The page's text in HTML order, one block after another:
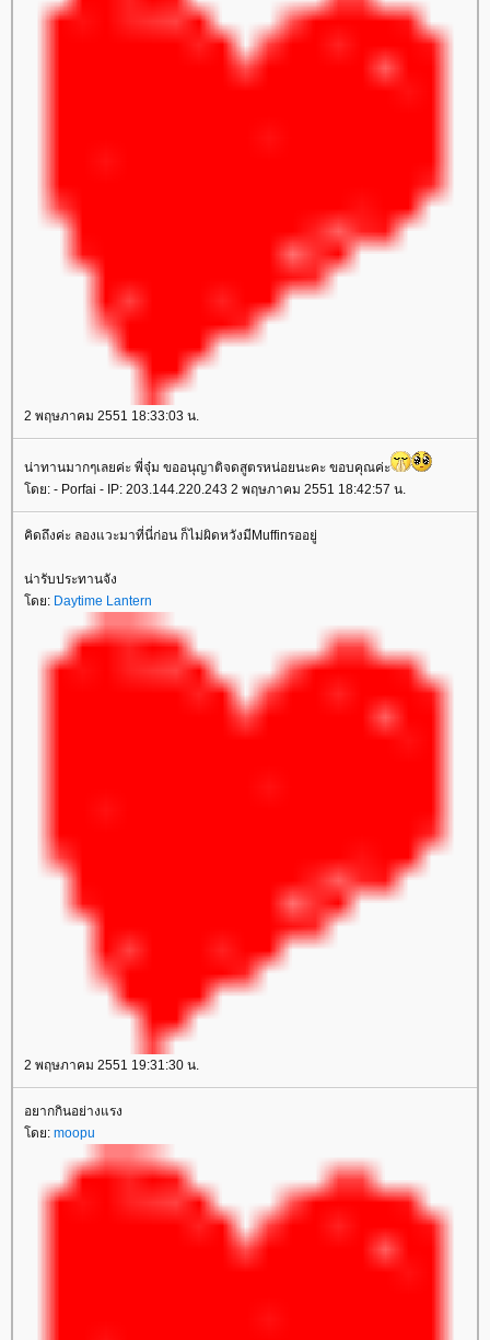
2 พฤษภาคม 2551 18:33:03 น.
น่าทานมากๆเลยค่ะ พี่จุ๋ม ขออนุญาติจดสูตรหน่อยนะคะ ขอบคุณค่ะ
โดย: - Porfai - IP: 203.144.220.243 2 พฤษภาคม 2551 18:42:57 น.
คิดถึงค่ะ ลองแวะมาที่นี่ก่อน ก็ไม่ผิดหวังมีMuffinรออยู่
น่ารับประทานจัง
โดย: Daytime Lantern
2 พฤษภาคม 2551 19:31:30 น.
อยากกินอย่างแรง
โดย: moopu